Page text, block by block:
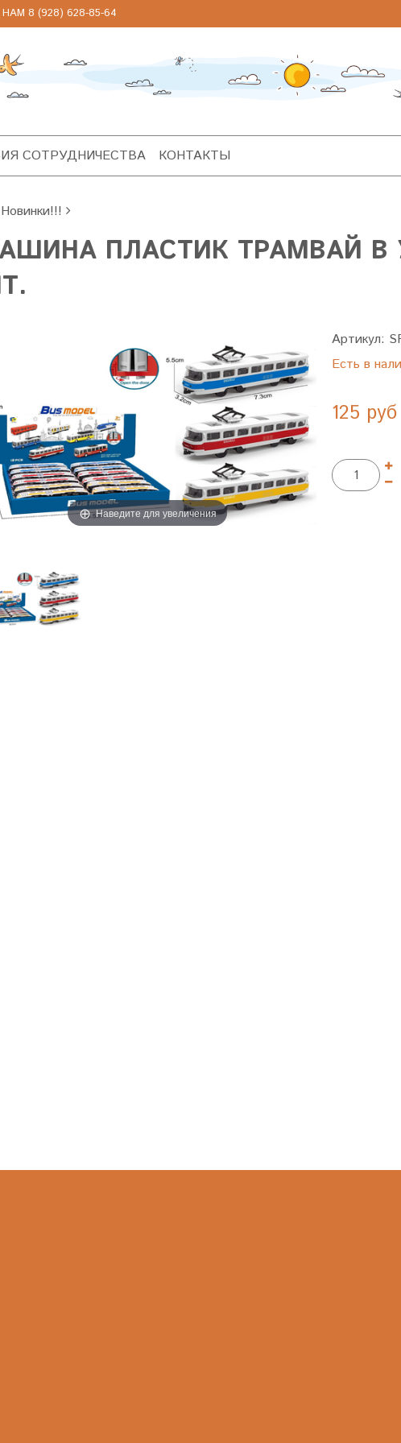
8 (928) 628-85-64
СОТРУДНИЧЕСТВА КОНТАКТЫ
Новинки!!!
ПЛАСТИК ТРАМВАЙ В
Наведите для увеличения
Артикул:
Есть в
125 руб